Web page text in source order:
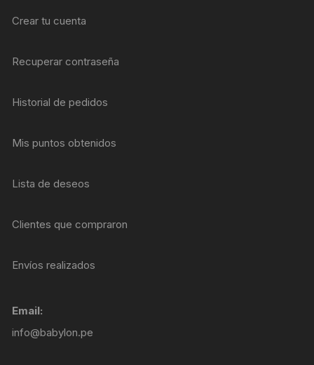
Crear tu cuenta
Recuperar contraseña
Historial de pedidos
Mis puntos obtenidos
Lista de deseos
Clientes que compraron
Envíos realizados
Email:
info@babylon.pe